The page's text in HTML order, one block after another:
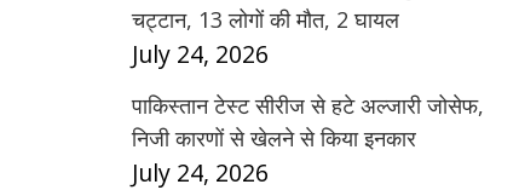
चट्टान, 13 लोगों की मौत, 2 घायल
July 24, 2026
पाकिस्तान टेस्ट सीरीज से हटे अल्जारी जोसेफ,
निजी कारणों से खेलने से किया इनकार
July 24, 2026